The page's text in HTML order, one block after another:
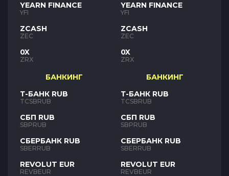
YEARN FINANCE
YFI
ZCASH
ZEC
0X
ZRX
БАНКИНГ
Т-БАНК RUB
TCSBRUB
СБП RUB
SBPRUB
СБЕРБАНК RUB
SBERRUB
REVOLUT EUR
REVBEUR
YEARN FINANCE
YFI
ZCASH
ZEC
0X
ZRX
БАНКИНГ
Т-БАНК RUB
TCSBRUB
СБП RUB
SBPRUB
СБЕРБАНК RUB
SBERRUB
REVOLUT EUR
REVBEUR